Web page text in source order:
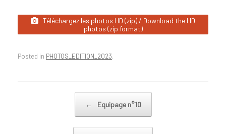
Téléchargez les photos HD (zip) / Download the HD
photos (zip format)
Posted in PHOTOS_EDITION_2023.
← Equipage n°10